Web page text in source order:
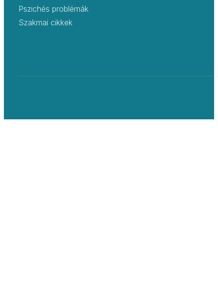
Pszichés problémák
Szakmai cikkek